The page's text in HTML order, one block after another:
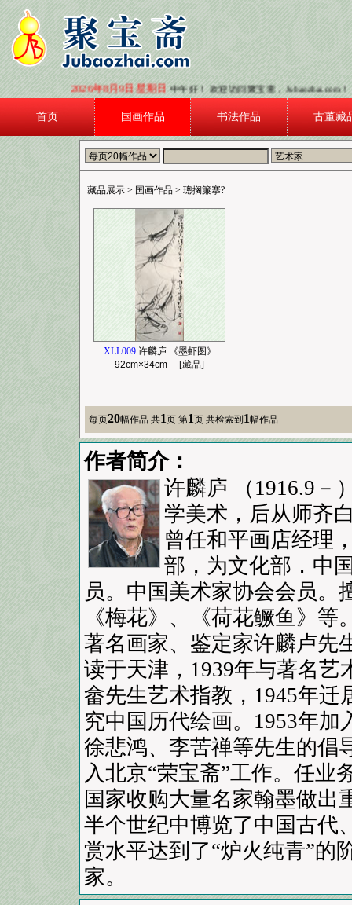
2026年8月9日 星期日 中午好！ 欢迎访问聚宝斋，
首页 国画作品 书法作品 古董藏
藏品展示 > 国画作品 > 璁搁簾搴?
XLL009许麟庐 《墨虾图》
92cm×34cm
[藏品]
每页20幅作品 共1页 第1页 共检索到 1幅作品
作者简介：
许麟庐 （1916.9－
学美术，后从师齐
曾任和平画店经理
部，为文化部．中
员。中国美术家协会会员。
《梅花》、《荷花鳜鱼》等
著名画家、鉴定家许麟卢先
读于天津，1939年与著名
畲先生艺术指教，1945年
究中国历代绘画。1953年
徐悲鸿、李苦禅等先生的倡
入北京“荣宝斋”工作。任业
国家收购大量名家翰墨做出
半个世纪中博览了中国古代
赏水平达到了“炉火纯青”的
家。